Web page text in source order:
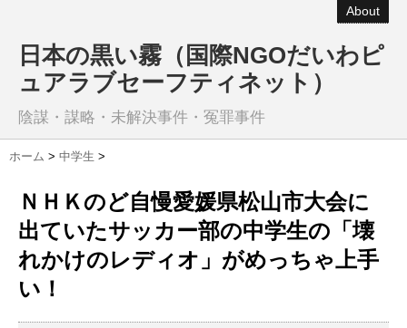
About
日本の黒い霧（国際NGOだいわピ
ュアラブセーフティネット）
陰謀・謀略・未解決事件・冤罪事件
ホーム > 中学生 >
ＮＨＫのど自慢愛媛県松山市大会に
出ていたサッカー部の中学生の「壊
れかけのレディオ」がめっちゃ上手
い！